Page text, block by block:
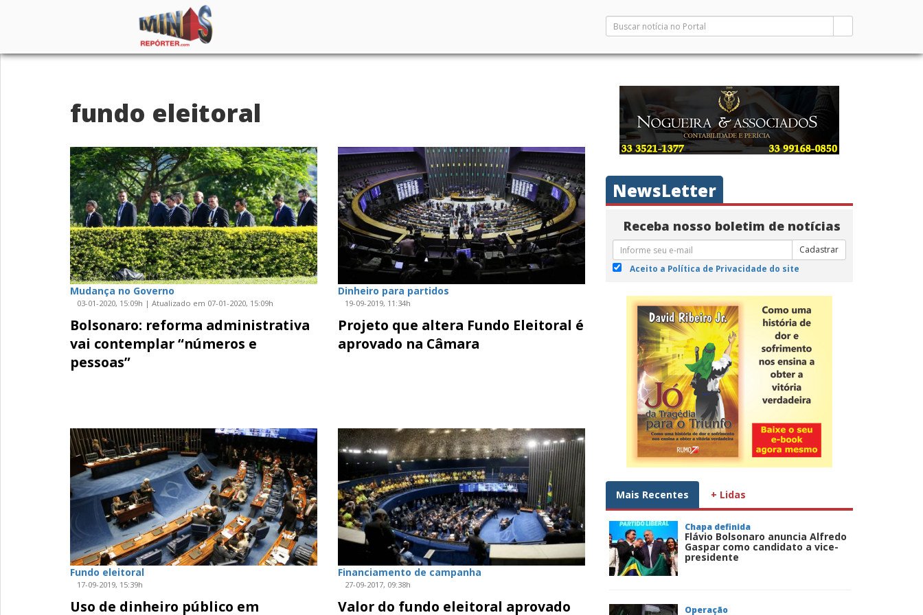
Institucional
Colunistas
fundo eleitoral
Mudança no Governo
03-01-2020, 15:09h | Atualizado em 07-01-2020, 15:09h
Bolsonaro: reforma administrativa
vai contemplar “números e
pessoas”
Dinheiro para partidos
19-09-2019, 11:34h
Projeto que altera Fundo Eleitoral é
aprovado na Câmara
Fundo eleitoral
17-09-2019, 15:39h
Uso de dinheiro público em
Financiamento de campanha
27-09-2017, 09:38h
Valor do fundo eleitoral aprovado
NewsLetter
Receba nosso boletim de notícias
Cadastrar
Aceito a Política de Privacidade do site
Mais Recentes + Lidas
Chapa definida
Flávio Bolsonaro anuncia Alfredo
Gaspar como candidato a vice-
presidente
Operação